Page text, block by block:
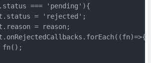
=== 'pending'){
= 'rejected';
= reason;